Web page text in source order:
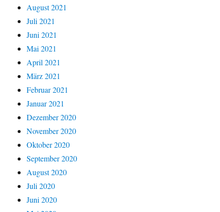
August 2021
Juli 2021
Juni 2021
Mai 2021
April 2021
März 2021
Februar 2021
Januar 2021
Dezember 2020
November 2020
Oktober 2020
September 2020
August 2020
Juli 2020
Juni 2020